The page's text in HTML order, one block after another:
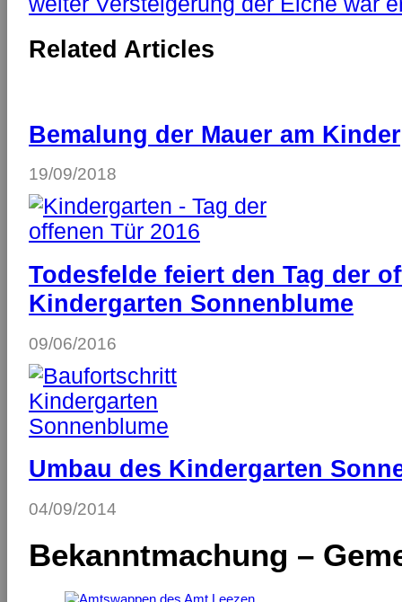
Related Articles
Bemalung der Mauer am
19/09/2018
Todesfelde feiert den Tag der
Kindergarten Sonnenblume
09/06/2016
Umbau des Kindergarten
04/09/2014
Bekanntmachung –